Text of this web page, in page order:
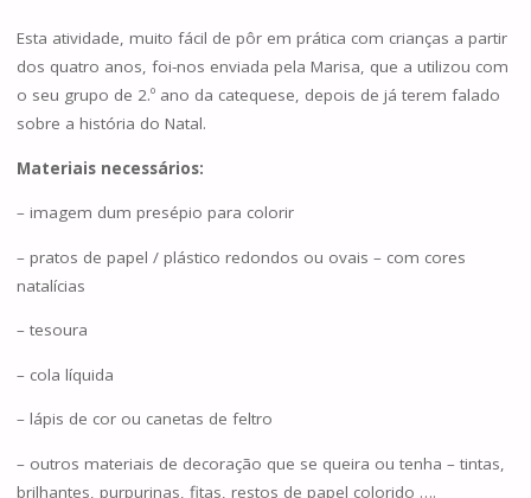
Esta atividade, muito fácil de pôr em prática com crianças a partir
dos quatro anos, foi-nos enviada pela Marisa, que a utilizou com
o seu grupo de 2.º ano da catequese, depois de já terem falado
sobre a história do Natal.
Materiais necessários:
– imagem dum presépio para colorir
– pratos de papel / plástico redondos ou ovais – com cores
natalícias
– tesoura
– cola líquida
– lápis de cor ou canetas de feltro
– outros materiais de decoração que se queira ou tenha – tintas,
brilhantes, purpurinas, fitas, restos de papel colorido ….